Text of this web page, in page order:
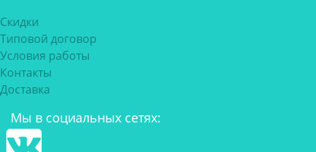
Скидки
Типовой договор
Условия работы
Контакты
Доставка
Мы в социальных сетях: